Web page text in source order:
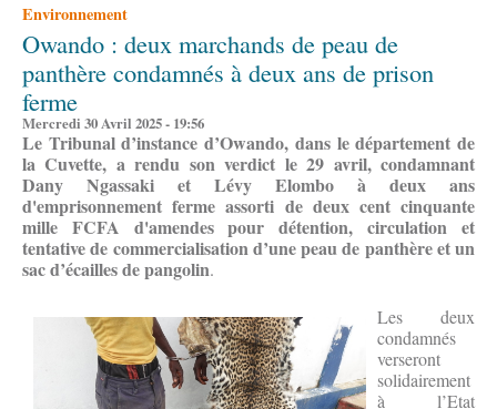
Environnement
Owando : deux marchands de peau de
panthère condamnés à deux ans de prison
ferme
Mercredi 30 Avril 2025 - 19:56
Le Tribunal d’instance d’Owando, dans le département de
la Cuvette, a rendu son verdict le 29 avril, condamnant
Dany Ngassaki et Lévy Elombo à deux ans
d'emprisonnement ferme assorti de deux cent cinquante
mille FCFA d'amendes pourdétention, circulation et
tentative de commercialisationd’une peau de panthère et un
sac d’écailles de pangolin.
Les deux
condamnés
verseront
solidairement
à l’Etat